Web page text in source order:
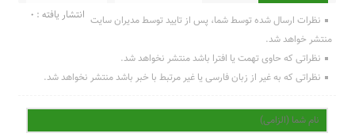
انتشار یافته : 0 نظرات ارسال شده توسط شما، پس از تایید توسط مدیران سایت
منتشر خواهد شد.
نظراتی که حاوی تهمت یا افترا باشد منتشر نخواهد شد.
نظراتی که به غیر از زبان فارسی یا غیر مرتبط با خبر باشد منتشر نخواهد شد.